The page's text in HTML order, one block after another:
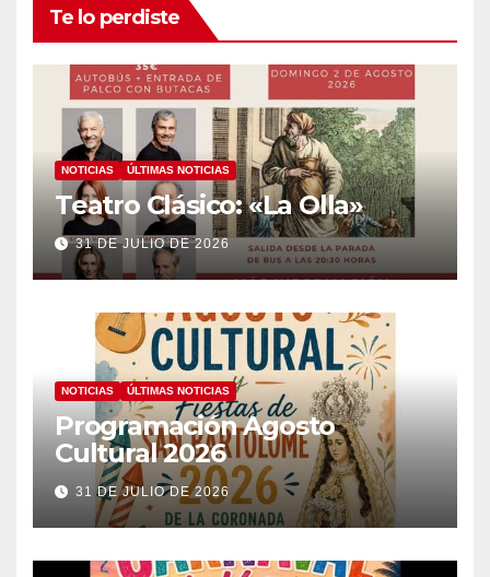
Te lo perdiste
NOTICIAS ÚLTIMAS NOTICIAS
Teatro Clásico: «La Olla»
31 DE JULIO DE 2026
NOTICIAS ÚLTIMAS NOTICIAS
Programación Agosto
Cultural 2026
31 DE JULIO DE 2026